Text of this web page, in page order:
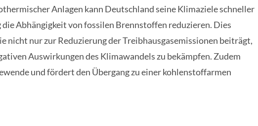
Anlagen kann Deutschland seine Klimaziele schneller
Abhängigkeit von fossilen Brennstoffen reduzieren. Dies
nicht nur zur Reduzierung der Treibhausgasemissionen beiträgt,
Auswirkungen des Klimawandels zu bekämpfen. Zudem
und fördert den Übergang zu einer kohlenstoffarmen